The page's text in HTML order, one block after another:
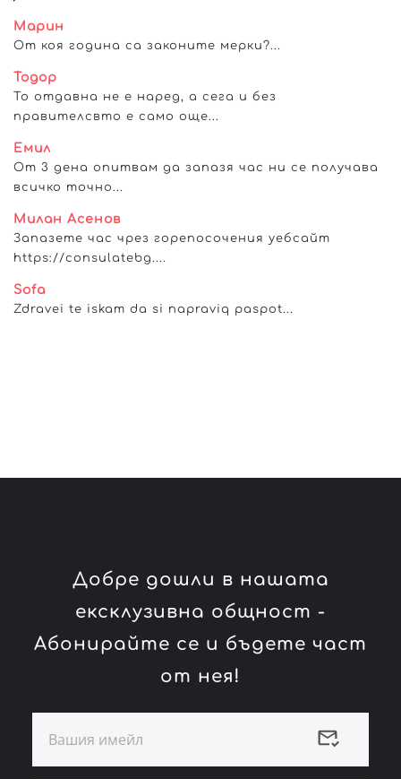
Марин
От коя година са законите мерки?...
Тодор
То отдавна не е наред, а сега и без
правителсвто е само още...
Емил
От 3 дена опитвам да запазя час ни се получава
всичко точно...
Милан Асенов
Запазете час чрез горепосочения уебсайт
https://consulatebg....
Sofa
Zdravei te iskam da si napraviq paspot...
Добре дошли в нашата
ексклузивна общност -
Абонирайте се и бъдете част
от нея!